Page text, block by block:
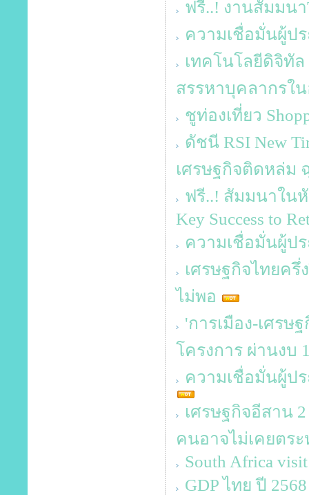
ฟรี..! งานสัมมนา
ความเชื่อมั่นผู้ป
เทคโนโลยีดิจิทั
สรรหาบุคลากรใ
ชูท่องเที่ยว
ดัชนี RSI New
เศรษฐกิจติดหล่ม
ฟรี..! สัมมนาในหั
Key Success to
ความเชื่อมั่นผู้ป
เศรษฐกิจไทยครึ่
ไม่พอ
'การเมือง-เศรษ
โครงการ ผ่านงบ
ความเชื่อมั่นผู้ป
เศรษฐกิจอีสาน
คนอาจไม่เคยตร
South Africa
GDP ไทย ปี